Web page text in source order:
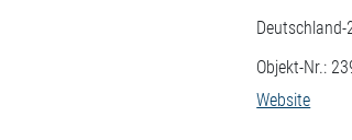
Deutschland-
Objekt-Nr.:
Website